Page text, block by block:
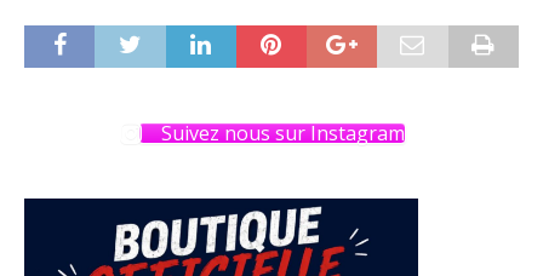
Suivez nous sur Instagram